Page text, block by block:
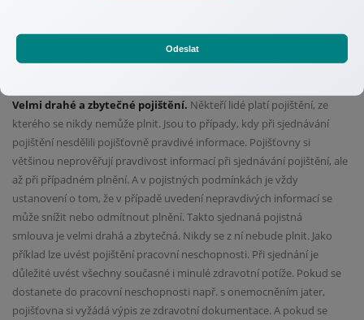
Velmi drahé a zbytečné pojištění. Někteří lidé platí pojištění, ze
kterého se nikdy nemůže plnit. Jsou to případy, kdy při sjednávání
pojištění nesdělili pojišťovně pravdivé informace. Pojišťovny si
většinou neprověřují pravdivost informací při sjednávání pojištění, ale
až při případném plnění. A v pojistných podmínkách je vždy
ustanovení o tom, že v případě uvedení nepravdivých informací se
může snížit nebo odmítnout plnění. Takto sjednaná pojistná
smlouva je velmi drahá a zbytečná. Nikdy se z ní nebude plnit. Jako
příklad lze uvést pojištění pracovní neschopnosti. Při sjednání je
důležité uvést všechny současné i minulé zdravotní potíže. Pokud se
dostanete do pracovní neschopnosti např. s onemocněním jater,
pojišťovna si vyžádá výpis ze zdravotní dokumentace. A pokud se
Odeslat